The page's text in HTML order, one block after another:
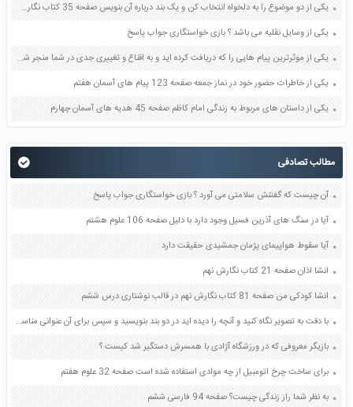
یکی از دو موضوع را به دلخواه انتخاب کن و یک بند درباره آن بنویس صفحه 35 کتاب نگارش فارسی سوم
یکی از وسایل نقلیه می باشد ؟ بازی خواستگاری جواب پاسخ
یکی از موثرترین پیام هایی را که دریافت کرده اید و به اقناع و تغییری جدی در شما منجر شده است برسی کنید و علت این تاثیر گذاری قابل توجه را بنویسید صفحه 52 تفکر و سواد رسانه ای دهم
یکی از خاطرات حضور خود در نماز جمعه صفحه 123 پیام های آسمان هفتم
یکی از داستان های مربوط به زندگی امام کاظم صفحه 45 هدیه های آسمان چهارم
مطالب تصادفی
آن چیست که گفتنش سلامتی می آورد ؟ بازی خواستگاری جواب پاسخ
آیا در سنگ های آذرین فسیل وجود دارد با دلیل صفحه 106 علوم هشتم
آیا سقوط هواپیمای پژمان جمشیدی حقیقت دارد
انشا اذان صفحه 21 کتاب نگارش نهم
انشا کودکی من صفحه 81 کتاب نگارش نهم در قالب نوشتاری درس ششم
با دقت به تصویر نگاه کنید و آنچه را دیده اید در دو بند بنویسید و سپس برای آن عنوانی مناسب انتخاب کنید صفحه 18 کتاب نگارش فارسی چهارم
بازیگر معروفی که در ورزشگاه آژادی با همسرش دستگیر شد کیست ؟
برای ساخت چرخ اتومبیل از چه موادی استفاده شده است صفحه 32 علوم هفتم
به نظر شما راز زندگی چیست؟ صفحه 94 فارسی ششم